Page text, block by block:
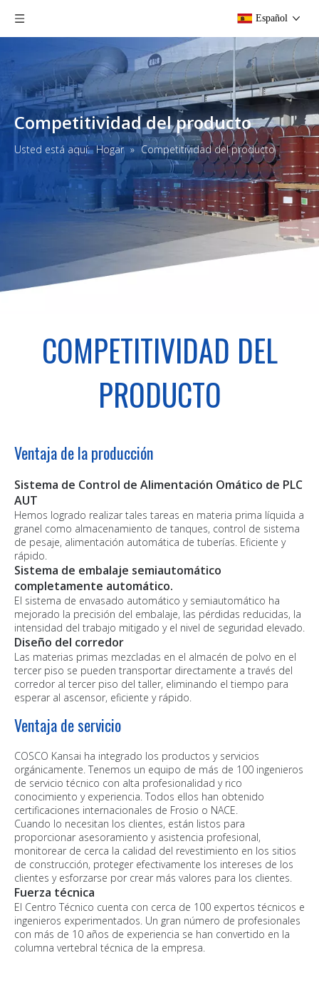
Español
Competitividad del producto
Usted está aquí: Hogar » Competitividad del producto
COMPETITIVIDAD DEL
PRODUCTO
Ventaja de la producción
Sistema de Control de Alimentación Omático de PLC
AUT
Hemos logrado realizar tales tareas en materia prima líquida a
granel como almacenamiento de tanques, control de sistema
de pesaje, alimentación automática de tuberías. Eficiente y
rápido.
Sistema de embalaje semiautomático
completamente automático.
El sistema de envasado automático y semiautomático ha
mejorado la precisión del embalaje, las pérdidas reducidas, la
intensidad del trabajo mitigado y el nivel de seguridad elevado.
Diseño del corredor
Las materias primas mezcladas en el almacén de polvo en el
tercer piso se pueden transportar directamente a través del
corredor al tercer piso del taller, eliminando el tiempo para
esperar al ascensor, eficiente y rápido.
Ventaja de servicio
COSCO Kansai ha integrado los productos y servicios
orgánicamente. Tenemos un equipo de más de 100 ingenieros
de servicio técnico con alta profesionalidad y rico
conocimiento y experiencia. Todos ellos han obtenido
certificaciones internacionales de Frosio o NACE.
Cuando lo necesitan los clientes, están listos para
proporcionar asesoramiento y asistencia profesional,
monitorear de cerca la calidad del revestimiento en los sitios
de construcción, proteger efectivamente los intereses de los
clientes y esforzarse por crear más valores para los clientes.
Fuerza técnica
El Centro Técnico cuenta con cerca de 100 expertos técnicos e
ingenieros experimentados. Un gran número de profesionales
con más de 10 años de experiencia se han convertido en la
columna vertebral técnica de la empresa.